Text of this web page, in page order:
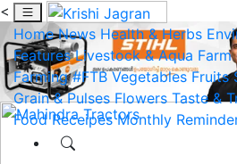
<
Home News Health & Herbs
Features Livestock & Aqua Farm
Farming #FTB Vegetables Fruits
Grain & Pulses Flowers Taste &
Food Receipes Monthly